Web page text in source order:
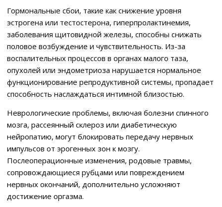
Гормональные сбои, такие как снижение уровня
эстрогена или тестостерона, гиперпролактинемия,
заболевания щитовидной железы, способны снижать
половое возбуждение и чувствительность. Из-за
воспалительных процессов в органах малого таза,
опухолей или эндометриоза нарушается нормальное
функционирование репродуктивной системы, пропадает
способность наслаждаться интимной близостью.
Неврологические проблемы, включая болезни спинного
мозга, рассеянный склероз или диабетическую
нейропатию, могут блокировать передачу нервных
импульсов от эрогенных зон к мозгу.
Послеоперационные изменения, родовые травмы,
сопровождающиеся рубцами или повреждением
нервных окончаний, дополнительно усложняют
достижение оргазма.